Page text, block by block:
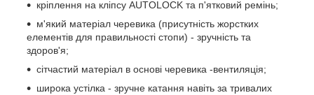
кріплення на кліпсу AUTОLOCK та п'ятковий ремінь;
м'який матеріал черевика (присутність жорстких
елементів для правильності стопи) - зручність та
здоров'я;
сітчастий матеріал в основі черевика -вентиляція;
широка устілка - зручне катання навіть за тривалих